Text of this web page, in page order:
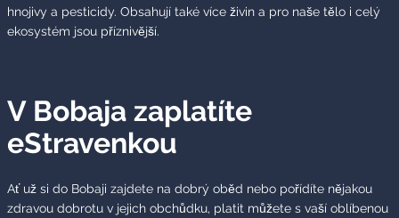
hnojivy a pesticidy. Obsahují také více živin a pro naše tělo i celý
ekosystém jsou příznivější.
V Bobaja zaplatíte
eStravenkou
Ať už si do Bobaji zajdete na dobrý oběd nebo pořídíte nějakou
zdravou dobrotu v jejich obchůdku, platit můžete s vaší oblíbenou